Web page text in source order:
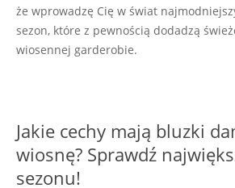
że wprowadzę Cię w świat
sezon, które z pewnością dodadzą
wiosennej garderobie.
Jakie cechy mają bluzki
wiosnę? Sprawdź
sezonu!